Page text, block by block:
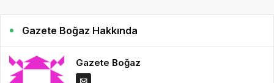
Gazete Boğaz Hakkında
Gazete Boğaz